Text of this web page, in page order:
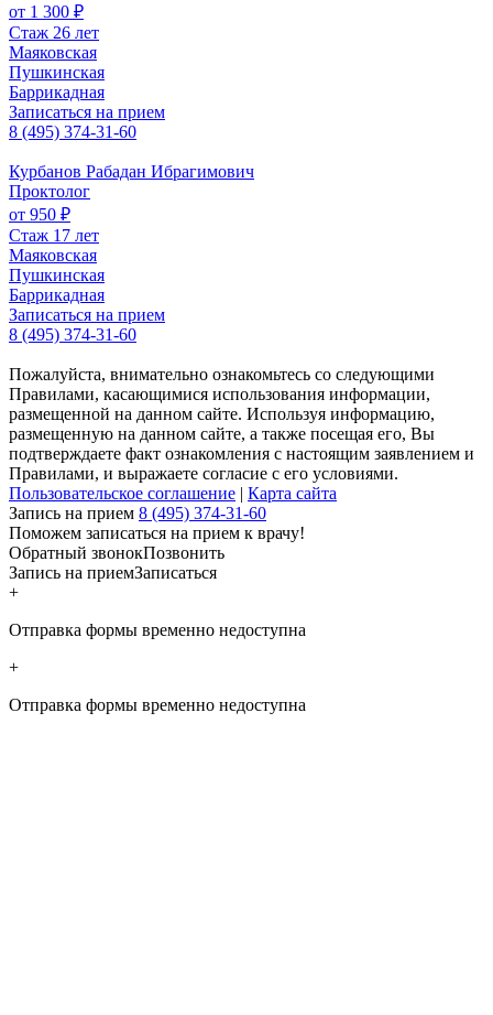
от 1 300 ₽
Стаж 26 лет
Маяковская
Пушкинская
Баррикадная
Записаться на прием
8 (495) 374-31-60
Курбанов Рабадан Ибрагимович
Проктолог
от 950 ₽
Стаж 17 лет
Маяковская
Пушкинская
Баррикадная
Записаться на прием
8 (495) 374-31-60
Пожалуйста, внимательно ознакомьтесь со следующими
Правилами, касающимися использования информации,
размещенной на данном сайте. Используя информацию,
размещенную на данном сайте, а также посещая его, Вы
подтверждаете факт ознакомления с настоящим заявлением и
Правилами, и выражаете согласие с его условиями.
Пользовательское соглашение | Карта сайта
Запись на прием 8 (495) 374-31-60
Поможем записаться на прием к врачу!
Обратный звонокПозвонить
Запись на приемЗаписаться
+
Отправка формы временно недоступна
+
Отправка формы временно недоступна